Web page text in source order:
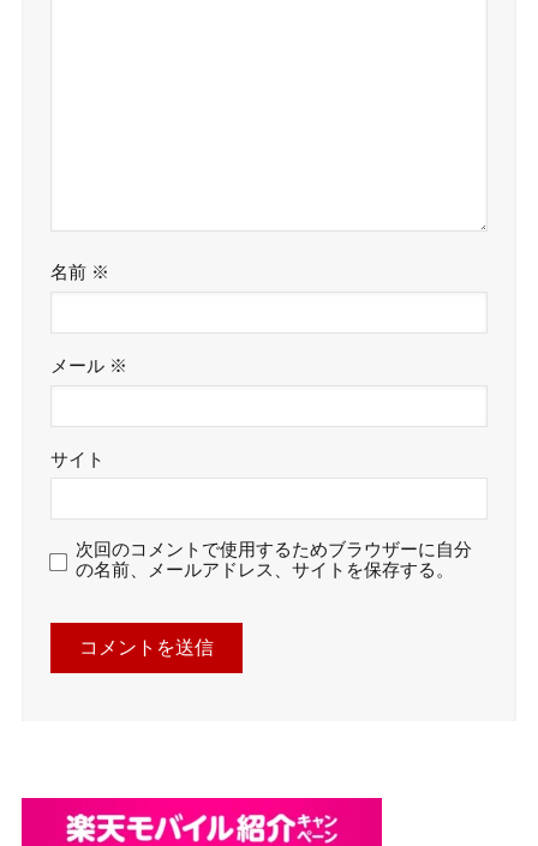
名前 ※
メール ※
サイト
次回のコメントで使用するためブラウザーに自分
の名前、メールアドレス、サイトを保存する。